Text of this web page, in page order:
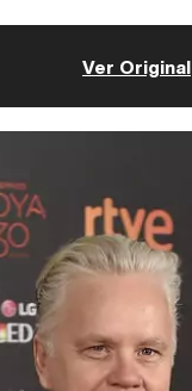
Ver Original